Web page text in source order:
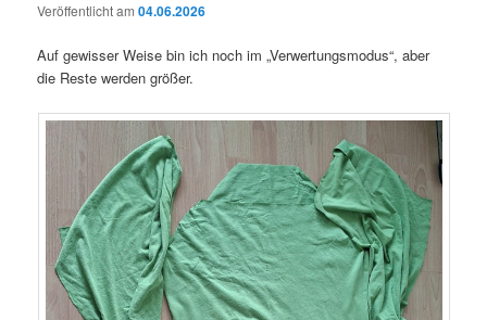
Veröffentlicht am04.06.2026
Auf gewisser Weise bin ich noch im „Verwertungsmodus“, aber
die Reste werden größer.